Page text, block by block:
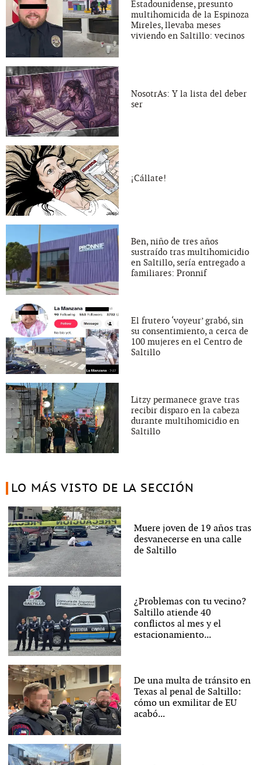
Estadounidense, presunto
multihomicida de la Espinoza
Mireles, llevaba meses
viviendo en Saltillo: vecinos
NosotrAs: Y la lista del deber
ser
¡Cállate!
Ben, niño de tres años
sustraído tras multihomicidio
en Saltillo, sería entregado a
familiares: Pronnif
El frutero ‘voyeur’ grabó, sin
su consentimiento, a cerca de
100 mujeres en el Centro de
Saltillo
Litzy permanece grave tras
recibir disparo en la cabeza
durante multihomicidio en
Saltillo
LO MÁS VISTO DE LA SECCIÓN
Muere joven de 19 años tras
desvanecerse en una calle
de Saltillo
¿Problemas con tu vecino?
Saltillo atiende 40
conflictos al mes y el
estacionamiento...
De una multa de tránsito en
Texas al penal de Saltillo:
cómo un exmilitar de EU
acabó...